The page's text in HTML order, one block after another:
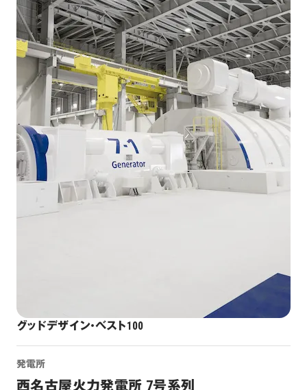
グッドデザイン・ベスト100
発電所
西名古屋火力発電所 7号系列